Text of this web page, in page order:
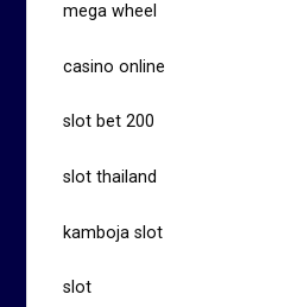
mega wheel
casino online
slot bet 200
slot thailand
kamboja slot
slot